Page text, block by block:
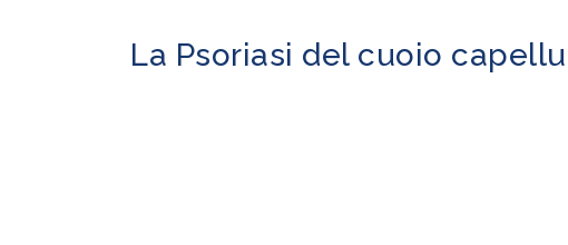
La Psoriasi del cuoio